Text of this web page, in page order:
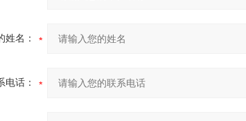
姓名：
电话：